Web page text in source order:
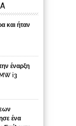
και ήταν
έναρξη
i3
ένα